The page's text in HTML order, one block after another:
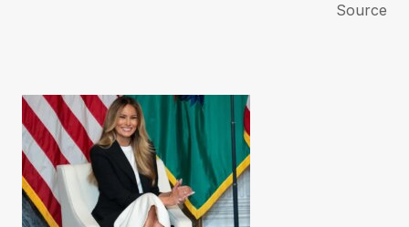
Source